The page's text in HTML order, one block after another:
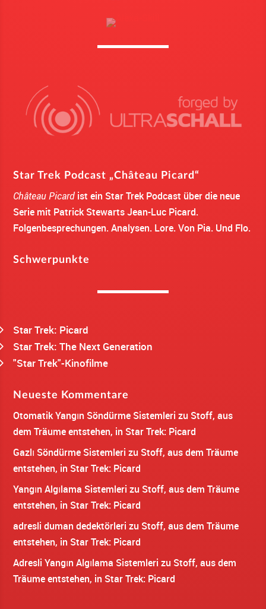
Star Trek Podcast „Château Picard“
Château Picard ist ein Star Trek Podcast über die neue
Serie mit Patrick Stewarts Jean-Luc Picard.
Folgenbesprechungen. Analysen. Lore. Von Pia. Und Flo.
Schwerpunkte
Star Trek: Picard
Star Trek: The Next Generation
"Star Trek"-Kinofilme
Neueste Kommentare
Otomatik Yangın Söndürme Sistemleri zu Stoff, aus
dem Träume entstehen, in Star Trek: Picard
Gazlı Söndürme Sistemleri zu Stoff, aus dem Träume
entstehen, in Star Trek: Picard
Yangın Algılama Sistemleri zu Stoff, aus dem Träume
entstehen, in Star Trek: Picard
adresli duman dedektörleri zu Stoff, aus dem Träume
entstehen, in Star Trek: Picard
Adresli Yangın Algılama Sistemleri zu Stoff, aus dem
Träume entstehen, in Star Trek: Picard